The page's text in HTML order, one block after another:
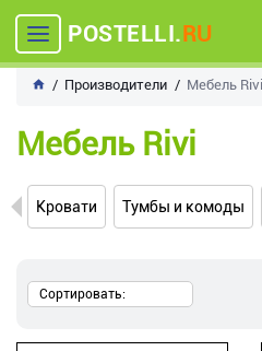
POSTELLI.RU
Производители Мебель Rivi
Мебель Rivi
Кровати Тумбы и комоды
Сортировать: